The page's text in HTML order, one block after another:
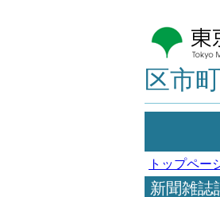
区市
トップペー
新聞雑誌